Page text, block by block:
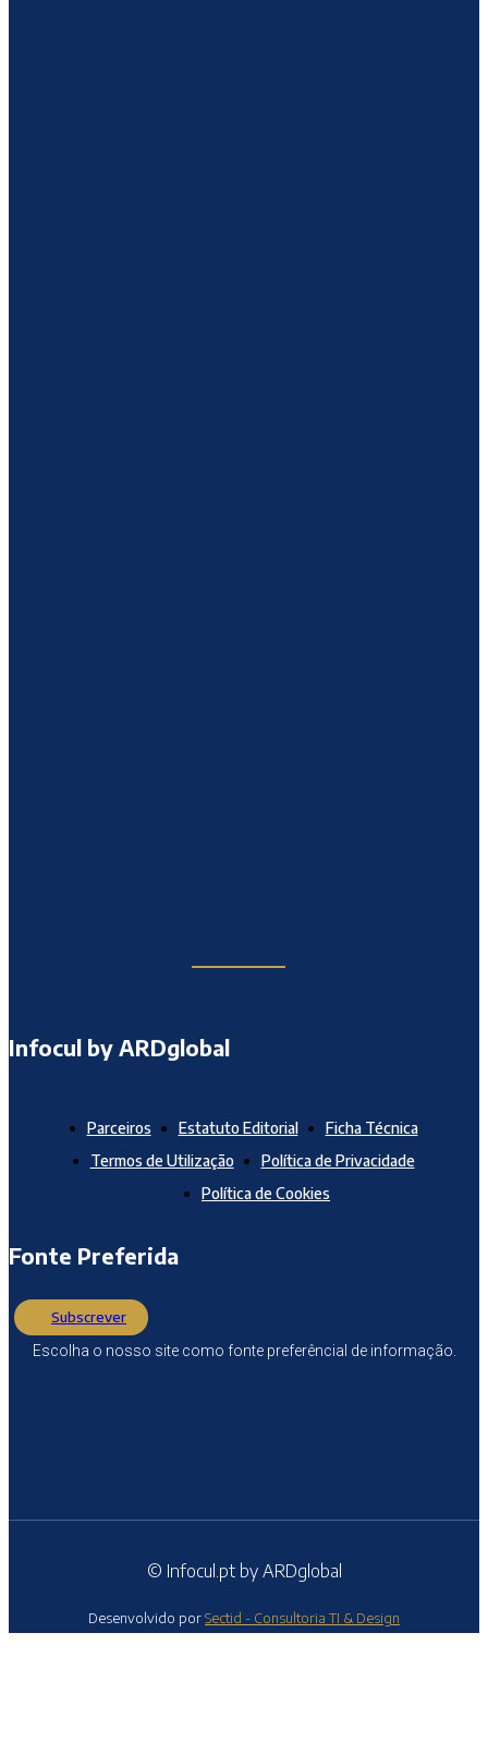
Infocul by ARDglobal
Parceiros Estatuto Editorial
Ficha Técnica
Termos de Utilização
Política de Privacidade
Política de Cookies
Fonte Preferida
Subscrever
Escolha o nosso site como fonte preferêncial de informação.
© Infocul.pt by ARDglobal
Desenvolvido porSectid - Consultoria TI & Design